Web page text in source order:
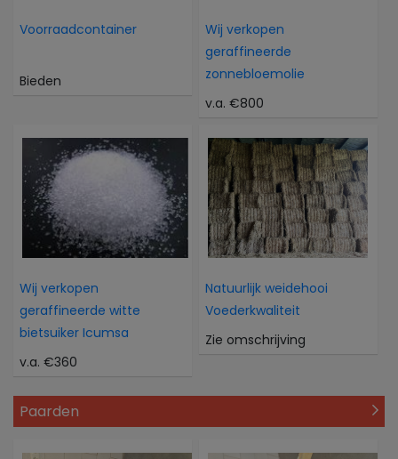
Voorraadcontainer
Bieden
Wij verkopen
geraffineerde
zonnebloemolie
v.a. €800
Wij verkopen
geraffineerde witte
bietsuiker Icumsa
v.a. €360
Natuurlijk weidehooi
Voederkwaliteit
Zie omschrijving
Paarden